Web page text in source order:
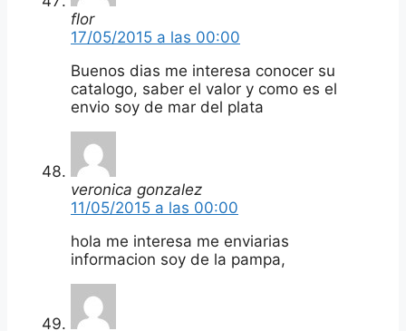
flor
17/05/2015 a las 00:00
Buenos dias me interesa conocer su
catalogo, saber el valor y como es el
envio soy de mar del plata
veronica gonzalez
11/05/2015 a las 00:00
hola me interesa me enviarias
informacion soy de la pampa,